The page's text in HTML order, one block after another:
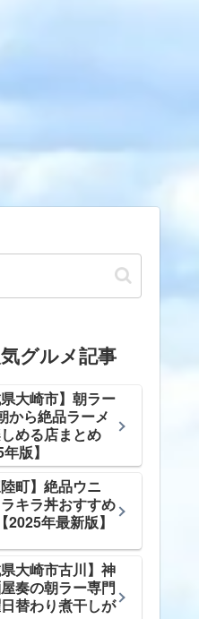
グルメ記事
県大崎市】朝ラー
から絶品ラーメ
める店まとめ
年版】
陸町】絶品ウニ
キラ丼おすすめ
2025年最新版】
県大崎市古川】神
奏の朝ラー専門
替わり煮干しが